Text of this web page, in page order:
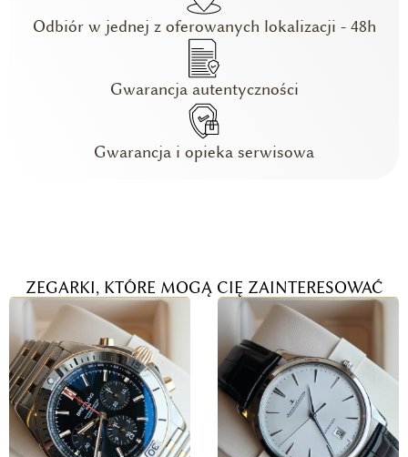
Odbiór w jednej z oferowanych lokalizacji - 48h
Gwarancja autentyczności
Gwarancja i opieka serwisowa
ZEGARKI, KTÓRE MOGĄ CIĘ ZAINTERESOWAĆ